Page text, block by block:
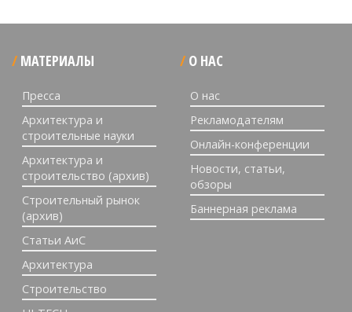
МАТЕРИАЛЫ
Пресса
Архитектура и
строительные науки
Архитектура и
строительство (архив)
Строительный рынок
(архив)
Статьи АиС
Архитектура
Строительство
О НАС
О нас
Рекламодателям
Онлайн-конференции
Новости, статьи,
обзоры
Баннерная реклама